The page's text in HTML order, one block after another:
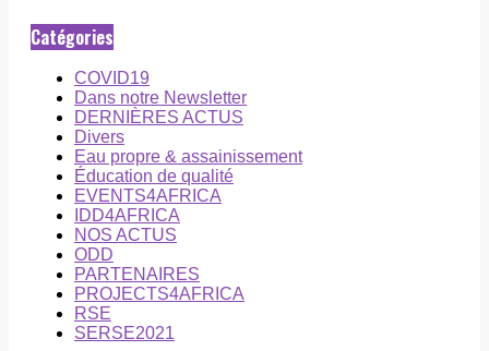
Catégories
COVID19
Dans notre Newsletter
DERNIÈRES ACTUS
Divers
Eau propre & assainissement
Éducation de qualité
EVENTS4AFRICA
IDD4AFRICA
NOS ACTUS
ODD
PARTENAIRES
PROJECTS4AFRICA
RSE
SERSE2021